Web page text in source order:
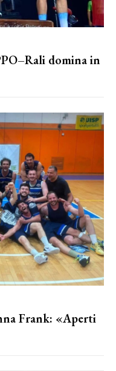
domina in
Frank: «Aperti